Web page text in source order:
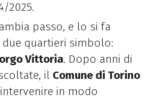
2025.
passo, e lo si fa
quartieri simbolo:
Vittoria. Dopo anni di
il Comune di Torino
in modo